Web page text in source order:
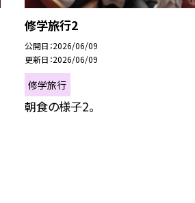
修学旅行2
公開日 2026/06/09
更新日 2026/06/09
修学旅行
朝食の様子2。